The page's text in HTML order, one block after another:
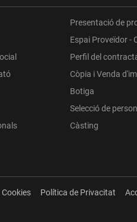
Presentació de
Espai Proveïdor -
Perfil del
Còpia i Venda
Botiga
Selecció de
Càsting
Cookies Política de Privacitat